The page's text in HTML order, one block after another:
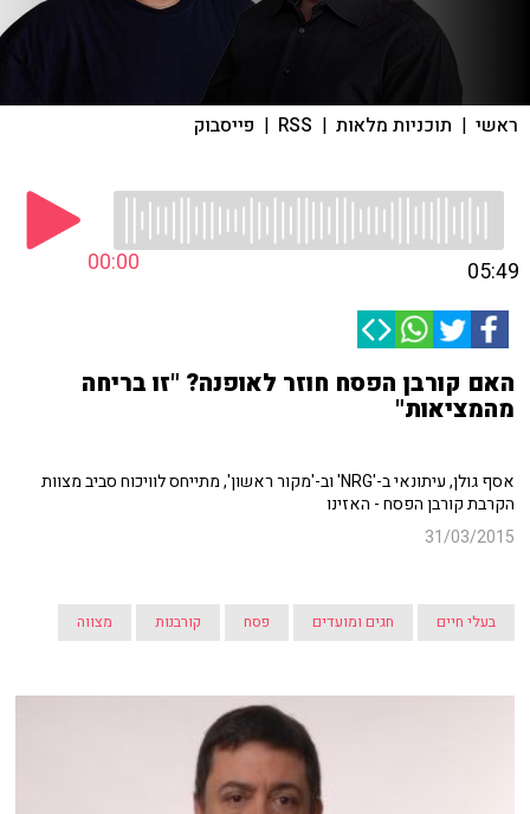
ראשי | תוכניות מלאות |
RSS
| פייסבוק
00:00 05:49
האם קורבן הפסח חוזר לאופנה? "זו בריחה
מהמציאות"
אסף גולן, עיתונאי ב-'NRG' וב-'מקור ראשון', מתייחס לוויכוח סביב מצוות
הקרבת קורבן הפסח - האזינו
31/03/2015
בעלי חיים חגים ומועדים פסח קורבנות מצווה